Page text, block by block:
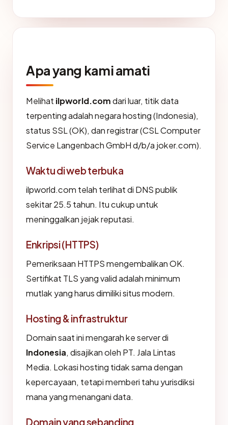
Apa yang kami amati
Melihat ilpworld.comdari luar, titik data
terpenting adalah negara hosting (Indonesia),
status SSL (OK), dan registrar (CSL Computer
Service Langenbach GmbH d/b/a joker.com).
Waktu di web terbuka
ilpworld.com telah terlihat di DNS publik
sekitar 25.5 tahun. Itu cukup untuk
meninggalkan jejak reputasi.
Enkripsi (HTTPS)
Pemeriksaan HTTPS mengembalikan OK.
Sertifikat TLS yang valid adalah minimum
mutlak yang harus dimiliki situs modern.
Hosting & infrastruktur
Domain saat ini mengarah ke server di
Indonesia, disajikan oleh PT. Jala Lintas
Media. Lokasi hosting tidak sama dengan
kepercayaan, tetapi memberi tahu yurisdiksi
mana yang menangani data.
Domain yang sebanding